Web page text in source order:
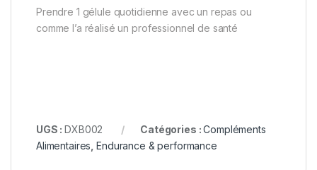
Prendre 1 gélule quotidienne avec un repas ou
comme l’a réalisé un professionnel de santé
UGS :DXB002 Catégories :Compléments
Alimentaires ,Endurance & performance